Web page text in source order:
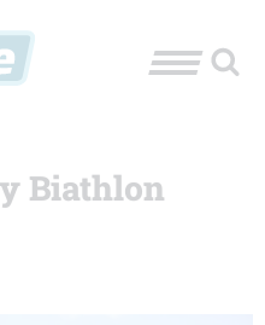
Biathlon